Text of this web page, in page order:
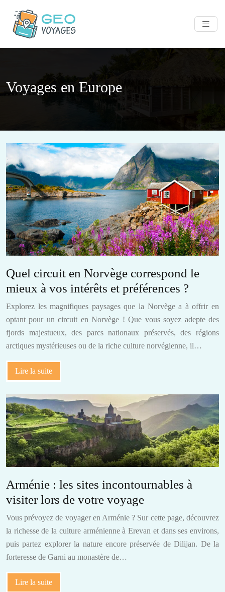
Voyages en Europe
Quel circuit en Norvège correspond le
mieux à vos intérêts et préférences ?
Explorez les magnifiques paysages que la Norvège a à offrir en
optant pour un circuit en Norvège ! Que vous soyez adepte des
fjords majestueux, des parcs nationaux préservés, des régions
arctiques mystérieuses ou de la riche culture norvégienne, il…
Lire la suite
Arménie : les sites incontournables à
visiter lors de votre voyage
Vous prévoyez de voyager en Arménie ? Sur cette page, découvrez
la richesse de la culture arménienne à Erevan et dans ses environs,
puis partez explorer la nature encore préservée de Dilijan. De la
forteresse de Garni au monastère de…
Lire la suite